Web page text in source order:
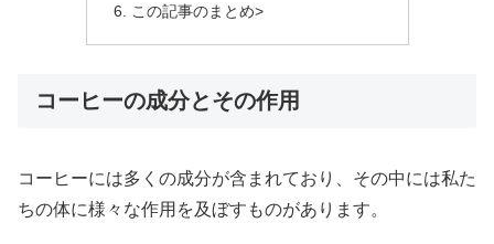
この記事のまとめ>
コーヒーの成分とその作用
コーヒーには多くの成分が含まれており、その中には私た
ちの体に様々な作用を及ぼすものがあります。